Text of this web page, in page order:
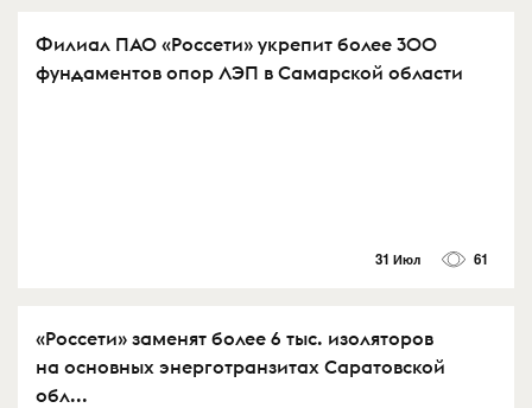
Филиал ПАО «Россети» укрепит более 300
фундаментов опор ЛЭП в Самарской области
31 Июл 61
«Россети» заменят более 6 тыс. изоляторов
на основных энерготранзитах Саратовской
обл...